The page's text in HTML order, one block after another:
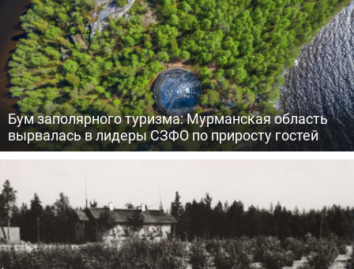
Бум заполярного туризма: Мурманская область
вырвалась в лидеры СЗФО по приросту гостей